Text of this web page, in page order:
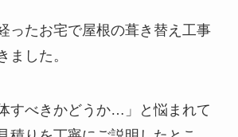
ったお宅で屋根の葺き替え工事
ました。
すべきかどうか…」と悩まれて